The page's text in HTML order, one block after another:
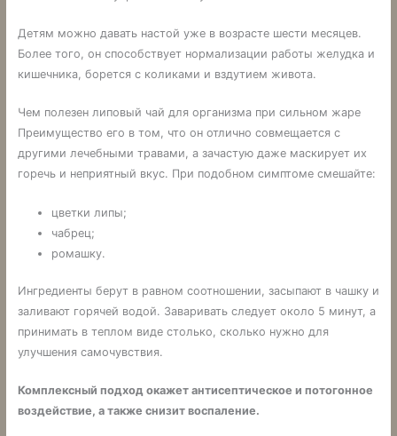
Детям можно давать настой уже в возрасте шести месяцев.
Более того, он способствует нормализации работы желудка и
кишечника, борется с коликами и вздутием живота.
Чем полезен липовый чай для организма при сильном жаре
Преимущество его в том, что он отлично совмещается с
другими лечебными травами, а зачастую даже маскирует их
горечь и неприятный вкус. При подобном симптоме смешайте:
цветки липы;
чабрец;
ромашку.
Ингредиенты берут в равном соотношении, засыпают в чашку и
заливают горячей водой. Заваривать следует около 5 минут, а
принимать в теплом виде столько, сколько нужно для
улучшения самочувствия.
Комплексный подход окажет антисептическое и потогонное
воздействие, а также снизит воспаление.